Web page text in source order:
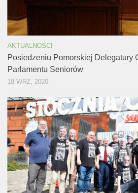
AKTUALNOŚCI
Posiedzeniu Pomorskiej Delegatury
Parlamentu Seniorów
18 WRZ, 2020